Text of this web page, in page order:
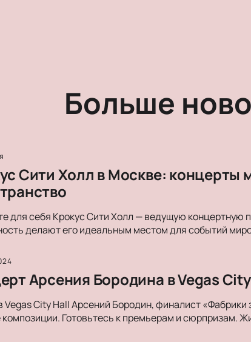
Больше
Сити Холл в Москве: концерты
для себя Крокус Сити Холл — ведущую концертную
делают его идеальным местом для событий
Арсения Бородина в Vegas
Vegas City Hall Арсений Бородин, финалист
композиции. Готовьтесь к премьерам и сюрпризам.